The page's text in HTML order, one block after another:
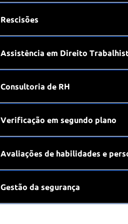
Rescisões
Assistência em Direito
Consultoria de RH
Verificação em segundo plano
Avaliações de habilidades e
Gestão da segurança